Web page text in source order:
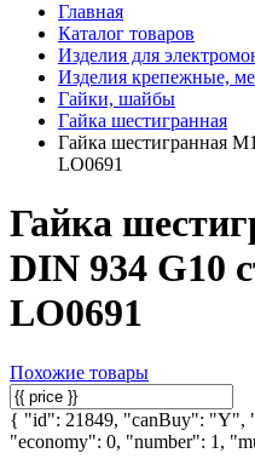
Главная
Каталог товаров
Изделия для
Изделия крепежные,
Гайки, шайбы
Гайка шестигранная
Гайка шестигранная
LO0691
Гайка
DIN 934 G10
LO0691
Похожие товары
{ "id": 21849, "canBuy": "Y",
"economy": 0, "number": 1,